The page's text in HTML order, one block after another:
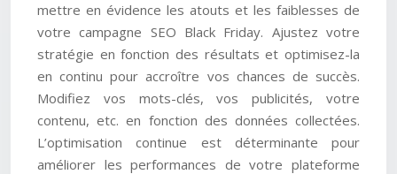
mettre en évidence les atouts et les faiblesses de
votre campagne SEO Black Friday. Ajustez votre
stratégie en fonction des résultats et optimisez-la
en continu pour accroître vos chances de succès.
Modifiez vos mots-clés, vos publicités, votre
contenu, etc. en fonction des données collectées.
L’optimisation continue est déterminante pour
améliorer les performances de votre plateforme